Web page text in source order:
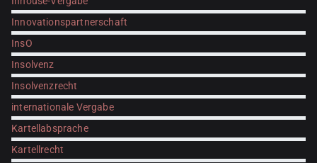
Innovationspartnerschaft
InsO
Insolvenz
Insolvenzrecht
internationale Vergabe
Kartellabsprache
Kartellrecht